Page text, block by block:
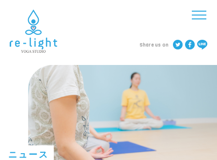
Share us on
ニュース